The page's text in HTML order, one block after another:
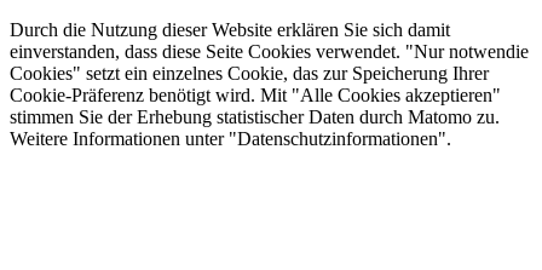
Durch die Nutzung dieser Website erklären Sie sich damit
einverstanden, dass diese Seite Cookies verwendet. "Nur notwendie
Cookies" setzt ein einzelnes Cookie, das zur Speicherung Ihrer
Cookie-Präferenz benötigt wird. Mit "Alle Cookies akzeptieren"
stimmen Sie der Erhebung statistischer Daten durch Matomo zu.
Weitere Informationen unter "Datenschutzinformationen".